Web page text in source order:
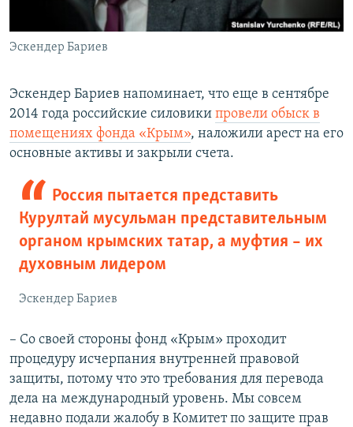
Эскендер Бариев
Эскендер Бариев напоминает, что еще в сентябре
2014 года российские силовики провели обыск в
помещениях фонда «Крым», наложили арест на его
основные активы и закрыли счета.
Россия пытается представить
Курултай мусульман представительным
органом крымских татар, а муфтия – их
духовным лидером
Эскендер Бариев
– Со своей стороны фонд «Крым» проходит
процедуру исчерпания внутренней правовой
защиты, потому что это требования для перевода
дела на международный уровень. Мы совсем
недавно подали жалобу в Комитет по защите прав